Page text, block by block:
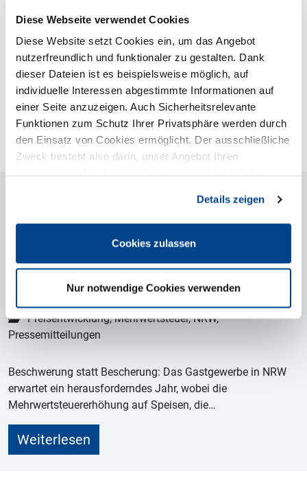
Diese Webseite verwendet Cookies
Diese Website setzt Cookies ein, um das Angebot
nutzerfreundlich und funktionaler zu gestalten. Dank
dieser Dateien ist es beispielsweise möglich, auf
individuelle Interessen abgestimmte Informationen auf
einer Seite anzuzeigen. Auch Sicherheitsrelevante
Funktionen zum Schutz Ihrer Privatsphäre werden durch
den Einsatz von Cookies ermöglicht. Der ausschließliche
Zweck besteht also darin, unser Angebot Ihren
Details zeigen
Cookies zulassen
Nur notwendige Cookies verwenden
Mehrwertsteuer, NRW, Pressemitteilungen, Top-
Nachricht
Mit -15,0 Prozent realen Umsatzverlusten liegen
Gastronomie und Hotellerie in NRW mit den Umsätzen
immer noch deutlich unter Vor-Corona-Niveau. Die…
Weiterlesen
2023: Kosten setzen Gastgewerbe
weiter zu – 2024: Massive
Unsicherheit wegen
Steuererhöhung
28.12.2023
Preisentwicklung, Mehrwertsteuer, NRW,
Pressemitteilungen
Beschwerung statt Bescherung: Das Gastgewerbe in NRW
erwartet ein herausforderndes Jahr, wobei die
Mehrwertsteuererhöhung auf Speisen, die…
Weiterlesen